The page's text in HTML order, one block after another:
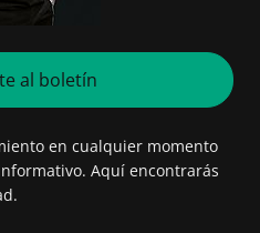
al boletín
en cualquier momento
Aquí encontrarás